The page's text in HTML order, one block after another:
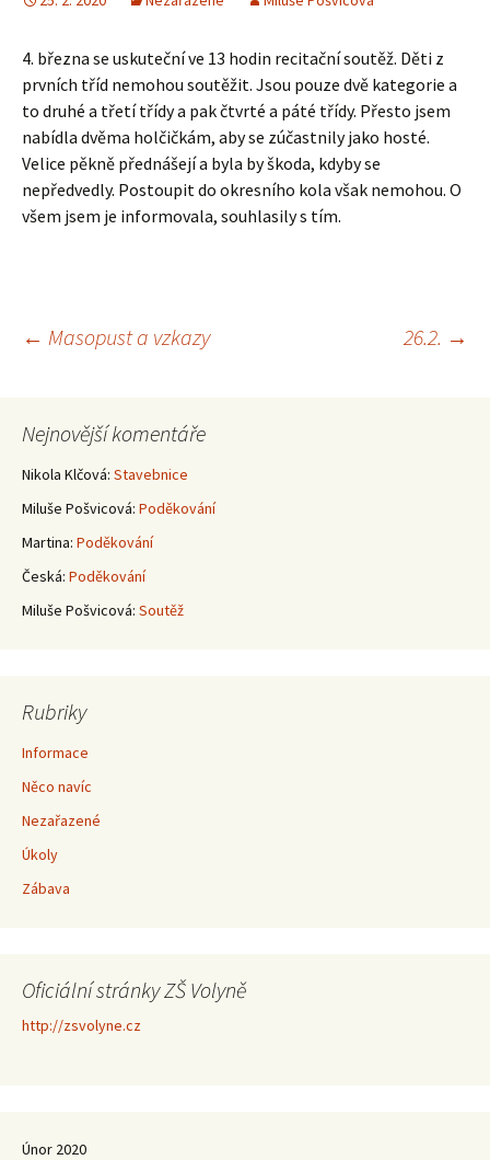
4. března se uskuteční ve 13 hodin recitační soutěž. Děti z
prvních tříd nemohou soutěžit. Jsou pouze dvě kategorie a
to druhé a třetí třídy a pak čtvrté a páté třídy. Přesto jsem
nabídla dvěma holčičkám, aby se zúčastnily jako hosté.
Velice pěkně přednášejí a byla by škoda, kdyby se
nepředvedly. Postoupit do okresního kola však nemohou. O
všem jsem je informovala, souhlasily s tím.
Navigace
pro
příspěvky
← Masopust a vzkazy 26.2. →
Nejnovější komentáře
Nikola Klčová: Stavebnice
Miluše Pošvicová: Poděkování
Martina: Poděkování
Česká: Poděkování
Miluše Pošvicová: Soutěž
Rubriky
Informace
Něco navíc
Nezařazené
Úkoly
Zábava
Oficiální stránky ZŠ Volyně
http://zsvolyne.cz
Únor 2020